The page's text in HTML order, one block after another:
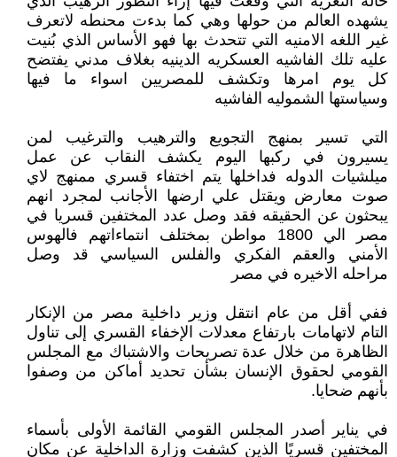
يشهده العالم من حولها وهي كما بدءت محنطه لاتعرف
غير اللغه الامنيه التي تتحدث بها فهو الأساس الذي بُنيت
عليه تلك الفاشيه العسكريه الدينيه بغلاف مدني يفتضح
كل يوم امرها وتكشف للمصريين اسواء ما فيها
وسياستها الشموليه الفاشيه
التي تسير بمنهج التجويع والترهيب والترغيب لمن
يسيرون في ركبها اليوم يكشف النقاب عن عمل
ميلشيات الدوله فداخلها يتم اختفاء قسري ممنهج لاي
صوت معارض ويقتل علي ارضها الأجانب لمجرد انهم
يبحثون عن الحقيقه فقد وصل عدد المختفين قسريا في
مصر الي 1800 مواطن بمختلف انتماءاتهم فالهوس
الأمني والعقم الفكري والفلس السياسي قد وصل
مراحله الاخيره في مصر
ففي أقل من عام انتقل وزير داخلية مصر من الإنكار
التام لاتهامات بارتفاع معدلات الإخفاء القسري إلى تناول
الظاهرة من خلال عدة تصريحات والاشتباك مع المجلس
القومي لحقوق الإنسان بشأن تحديد أماكن من وصفوا
بأنهم ضحايا.
في يناير أصدر المجلس القومي القائمة الأولى بأسماء
المختفين قسريًا الذين كشفت وزارة الداخلية عن مكان